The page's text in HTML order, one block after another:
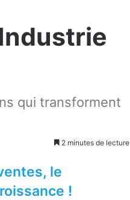
qui transforment
2 minutes de lecture
le
!